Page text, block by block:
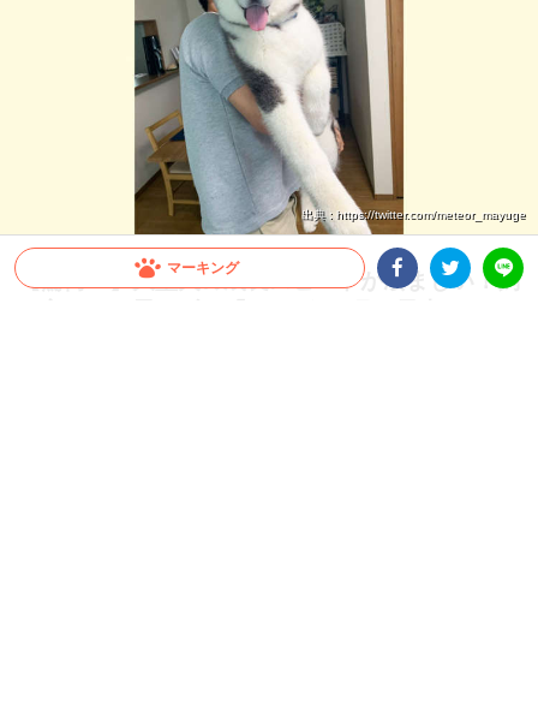
マーキング
出典 : https://twitter.com/meteor_mayuge
【驚愕！】大型犬の成長スピードが凄まじい！飼